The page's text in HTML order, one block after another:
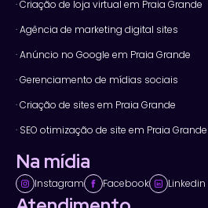
· Criação de loja virtual em Praia Grande
· Agência de marketing digital sites
· Anúncio no Google em Praia Grande
· Gerenciamento de mídias sociais
· Criação de sites em Praia Grande
· SEO otimização de site em Praia Grande
Na mídia
Instagram Facebook Linkedin